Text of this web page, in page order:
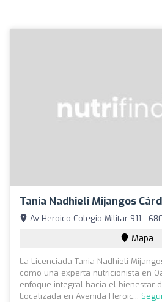
Tania Nadhieli Mijangos
Av Heroico Colegio Militar 911 -
Mapa
La Licenciada Tania Nadhieli
como una experta nutricionista en
enfoque integral hacia el bienestar
Localizada en Avenida Heroic...